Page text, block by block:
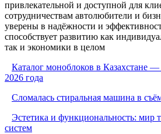
привлекательной и доступной для
сотрудничествам автолюбители и
уверены в надёжности и
способствует развитию как
так и экономики в целом
Каталог моноблоков в Казахстане
2026 года
Сломалась стиральная машина в
Эстетика и функциональность:
систем